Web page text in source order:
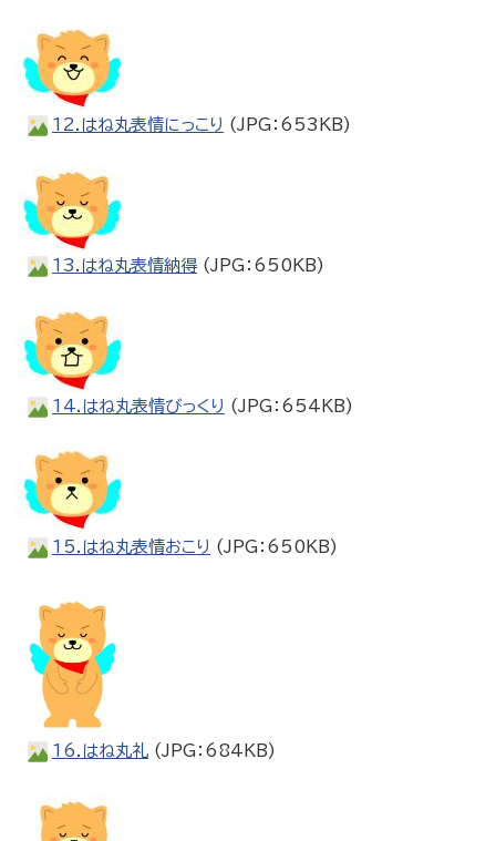
12.はね丸表情にっこり (JPG：653KB)
13.はね丸表情納得(JPG：650KB)
14.はね丸表情びっくり (JPG：654KB)
15.はね丸表情おこり (JPG：650KB)
16.はね丸礼 (JPG：684KB)